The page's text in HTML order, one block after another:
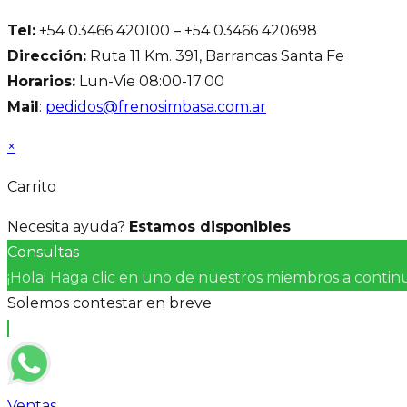
Tel: +54 03466 420100 – +54 03466 420698
Dirección: Ruta 11 Km. 391, Barrancas Santa Fe
Horarios: Lun-Vie 08:00-17:00
Mail : pedidos@frenosimbasa.com.ar
×
Carrito
Necesita ayuda? Estamos disponibles
Consultas
¡Hola! Haga clic en uno de nuestros miembros a
Solemos contestar en breve